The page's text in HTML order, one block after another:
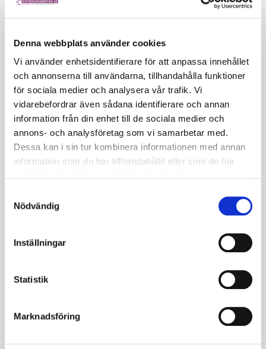
Denna webbplats använder cookies
Vi använder enhetsidentifierare för att anpassa innehållet
och annonserna till användarna, tillhandahålla funktioner
för sociala medier och analysera vår trafik. Vi
vidarebefordrar även sådana identifierare och annan
information från din enhet till de sociala medier och
annons- och analysföretag som vi samarbetar med.
Dessa kan i sin tur kombinera informationen med annan
information som du har tillhandahållit eller som de har
Nödvändig
Inställningar
Statistik
Marknadsföring
3MH700NBB
Syntetiskt svettbandHuvudsele kan
"fram och bak"Kort brätte för bättre
punktspärrhuvudbandGodkänd för
användning vid -30 °C (EN397:2012)
och
Ej i lager
5560219684
192
KÖP
Syntetiskt svettbandHuvudsele kan
"fram och bak"Kort brätte för bättre
punktspärrhuvudbandGodkänd för
användning vid -30 °C (EN397:2012)
och
Ej i lager
5560219684
KÖP
3M Hjälmfäste för visir,
3M Integrerade